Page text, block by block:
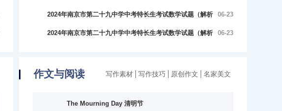
184浏览
112浏览
2024年南京市第二十九中学中考特长生考试数学试题（解析
版）
06-23
2024年南京市第二十九中学中考特长生考试数学试题（解析 06-23
写作素材 写作技巧 原创作文 名家美文
作文与阅读
The Mourning Day 清明节